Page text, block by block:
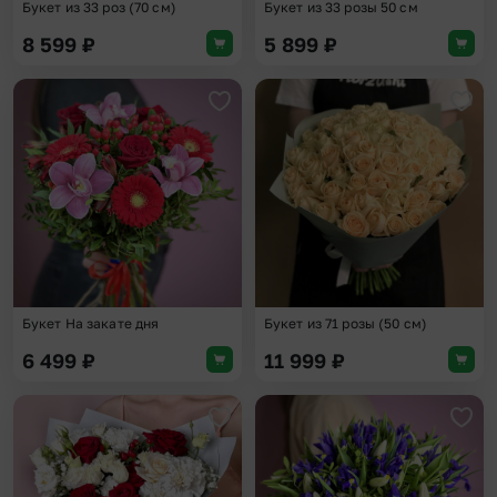
Букет из 33 роз (70 см)
8 599 ₽
Букет из 33 розы 50 см
5 899 ₽
Добавить в избранное
Букет На закате дня
6 499 ₽
Букет из 71 розы (50 см)
11 999 ₽
Добавить в избранное